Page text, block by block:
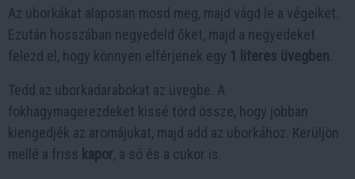
Az uborkákat alaposan mosd meg, majd vágd le a végeiket.
Ezután hosszában negyedeld őket, majd a negyedeket
felezd el, hogy könnyen elférjenek egy 1 literes üvegben
Tedd az uborkadarabokat az üvegbe. A
fokhagymagerezdeket kissé törd össze, hogy jobban
kiengedjék az aromájukat, majd add az uborkához. Kerüljön
mellé a friss kapor, a só és a cukor is.